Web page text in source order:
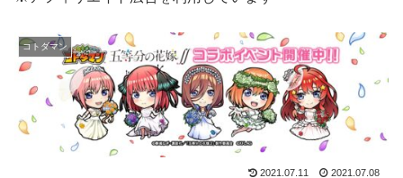
コトダマン
2021.07.11 2021.07.08